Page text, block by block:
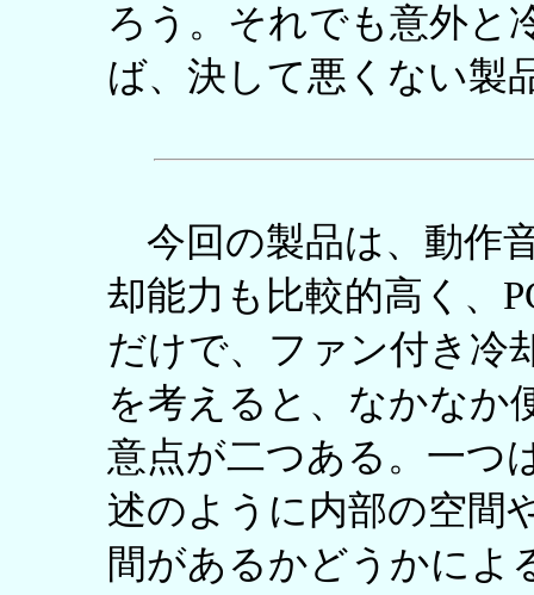
ろう。それでも意外と
ば、決して悪くない製
今回の製品は、動作
却能力も比較的高く、
だけで、ファン付き冷
を考えると、なかなか
意点が二つある。一つ
述のように内部の空間
間があるかどうかによ